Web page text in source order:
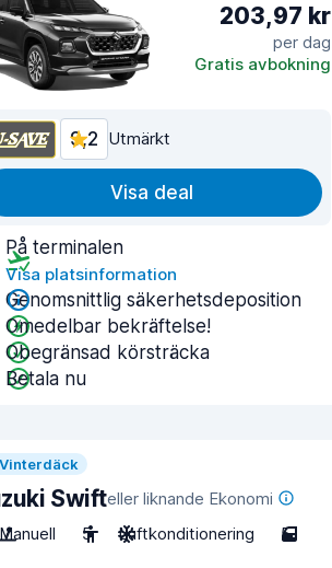
203,97 kr
per dag
Gratis avbokning
9,2 Utmärkt
Visa deal
På terminalen
Visa platsinformation
Genomsnittlig säkerhetsdeposition
Omedelbar bekräftelse!
Obegränsad körsträcka
Betala nu
Vinterdäck
Swifteller liknande Ekonomi
Manuell
5 Luftkonditionering 5